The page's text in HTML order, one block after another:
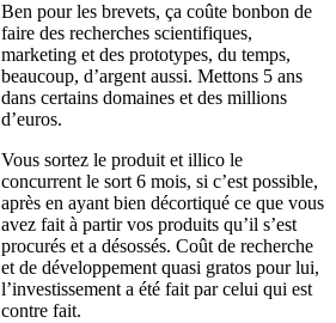
Ben pour les brevets, ça coûte bonbon de
faire des recherches scientifiques,
marketing et des prototypes, du temps,
beaucoup, d’argent aussi. Mettons 5 ans
dans certains domaines et des millions
d’euros.
Vous sortez le produit et illico le
concurrent le sort 6 mois, si c’est possible,
après en ayant bien décortiqué ce que vous
avez fait à partir vos produits qu’il s’est
procurés et a désossés. Coût de recherche
et de développement quasi gratos pour lui,
l’investissement a été fait par celui qui est
contre fait.